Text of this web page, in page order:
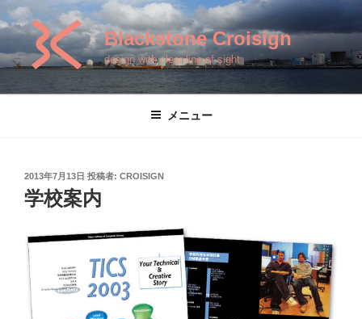
ン
ン
Blackstone Croisign
design with clear line of sight
メニュー
投
稿
日:
2013年7月13日 投稿者: CROISIGN
学校案内